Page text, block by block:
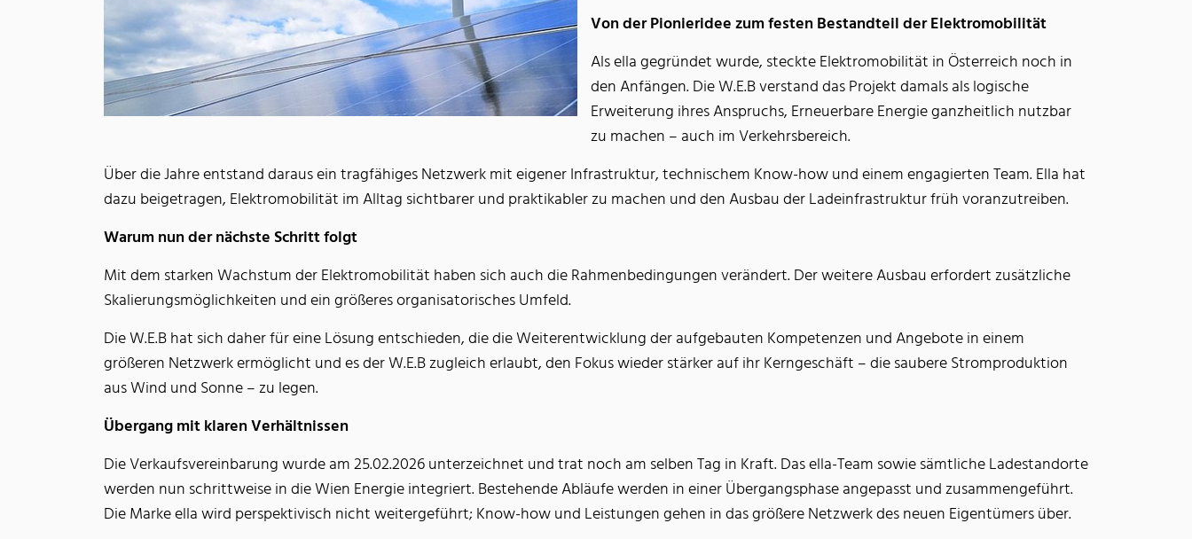
Von der Pionieridee zum festen Bestandteil der Elektromobilität
Als ella gegründet wurde, steckte Elektromobilität in Österreich noch in
den Anfängen. Die W.E.B verstand das Projekt damals als logische
Erweiterung ihres Anspruchs, Erneuerbare Energie ganzheitlich nutzbar
zu machen – auch im Verkehrsbereich.
Über die Jahre entstand daraus ein tragfähiges Netzwerk mit eigener Infrastruktur, technischem Know-how und einem engagierten Team. Ella hat
dazu beigetragen, Elektromobilität im Alltag sichtbarer und praktikabler zu machen und den Ausbau der Ladeinfrastruktur früh voranzutreiben.
Warum nun der nächste Schritt folgt
Mit dem starken Wachstum der Elektromobilität haben sich auch die Rahmenbedingungen verändert. Der weitere Ausbau erfordert zusätzliche
Skalierungsmöglichkeiten und ein größeres organisatorisches Umfeld.
Die W.E.B hat sich daher für eine Lösung entschieden, die die Weiterentwicklung der aufgebauten Kompetenzen und Angebote in einem
größeren Netzwerk ermöglicht und es der W.E.B zugleich erlaubt, den Fokus wieder stärker auf ihr Kerngeschäft – die saubere Stromproduktion
aus Wind und Sonne – zu legen.
Übergang mit klaren Verhältnissen
Die Verkaufsvereinbarung wurde am 25.02.2026 unterzeichnet und trat noch am selben Tag in Kraft. Das ella-Team sowie sämtliche Ladestandorte
werden nun schrittweise in die Wien Energie integriert. Bestehende Abläufe werden in einer Übergangsphase angepasst und zusammengeführt.
Die Marke ella wird perspektivisch nicht weitergeführt; Know-how und Leistungen gehen in das größere Netzwerk des neuen Eigentümers über.